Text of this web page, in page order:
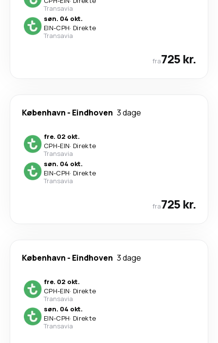
Transavia
søn. 04 okt.
EIN-CPH· Direkte
Transavia
fra725 kr.
København - Eindhoven 3 dage
fre. 02 okt.
CPH-EIN· Direkte
Transavia
søn. 04 okt.
EIN-CPH· Direkte
Transavia
fra725 kr.
København - Eindhoven 3 dage
fre. 02 okt.
CPH-EIN· Direkte
Transavia
søn. 04 okt.
EIN-CPH· Direkte
Transavia